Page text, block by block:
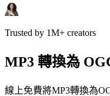
Trusted by 1M+ creators
MP3 轉換為
線上免費將MP3轉換為